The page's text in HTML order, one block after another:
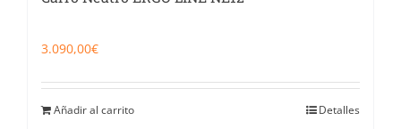
3.090,00€
Añadir al carrito Detalles